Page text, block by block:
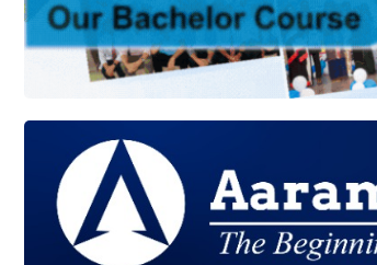
सेरोफेरो
राजनीति
आर्थिक
मनोरञ्जन